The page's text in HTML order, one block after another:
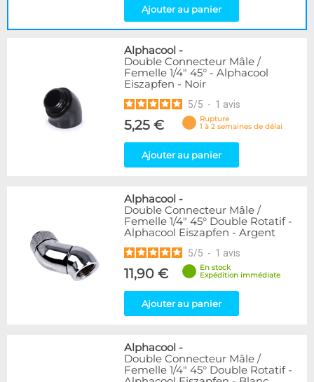
Ajouter au panier
Alphacool -
Double Connecteur Mâle /
Femelle 1/4" 45° - Alphacool
Eiszapfen - Noir
5/5 - 1 avis
5,25 €
Rupture
1 à 2 semaines de délai
Ajouter au panier
Alphacool -
Double Connecteur Mâle /
Femelle 1/4" 45° Double Rotatif -
Alphacool Eiszapfen - Argent
5/5 - 1 avis
11,90 €
En stock
Expédition immédiate
Ajouter au panier
Alphacool -
Double Connecteur Mâle /
Femelle 1/4" 45° Double Rotatif -